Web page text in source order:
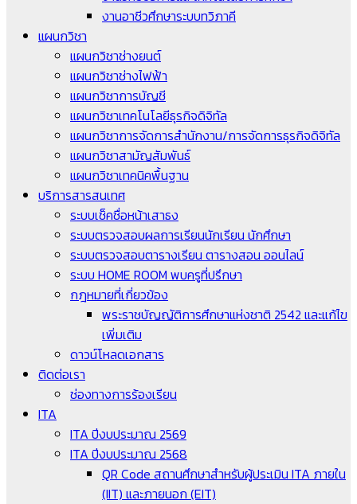
งานอาชีวศึกษาระบบทวิภาคี
แผนกวิชา
แผนกวิชาช่างยนต์
แผนกวิชาช่างไฟฟ้า
แผนกวิชาการบัญชี
แผนกวิชาเทคโนโลยีธุรกิจดิจิทัล
แผนกวิชาการจัดการสำนักงาน/การจัดการธุรกิจดิจิทัล
แผนกวิชาสามัญสัมพันธ์
แผนกวิชาเทคนิคพื้นฐาน
บริการสารสนเทศ
ระบบเช็คชื่อหน้าเสาธง
ระบบตรวจสอบผลการเรียนนักเรียน นักศึกษา
ระบบตรวจสอบตารางเรียน ตารางสอน ออนไลน์
ระบบ HOME ROOM พบครูที่ปรึกษา
กฎหมายที่เกี่ยวข้อง
พระราชบัญญัติการศึกษาแห่งชาติ 2542 และแก้ไข
เพิ่มเติม
ดาวน์โหลดเอกสาร
ติดต่อเรา
ช่องทางการร้องเรียน
ITA
ITA ปีงบประมาณ 2569
ITA ปีงบประมาณ 2568
QR Code สถานศึกษาสำหรับผู้ประเมิน ITA ภายใน
(IIT) และภายนอก (EIT)